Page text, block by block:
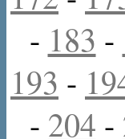
- 183 -
193 -
- 204 -